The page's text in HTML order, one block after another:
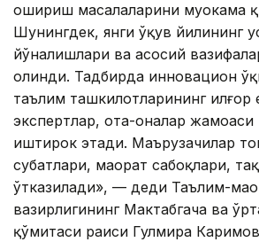
ошириш масалаларини муҳокама
Шунингдек, янги ўқув йилининг
йўналишлари ва асосий
олинди. Тадбирда инновацион
таълим ташкилотларининг илғор
экспертлар, ота-оналар жамоаси
иштирок этади. Маърузачилар
суҳбатлари, маҳорат сабоқлари,
ўтказилади», — деди Таълим-
вазирлигининг Мактабгача ва
қўмитаси раиси Гулмира